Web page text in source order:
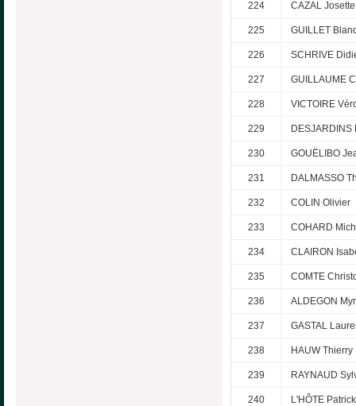
224 CAZAL Josette
225 GUILLET
226 SCHRIVE
227 GUILLAUME
228 VICTOIRE
229 DESJARDINS
230 GOUËLIBO
231 DALMASSO
232 COLIN Olivier
233 COHARD
234 CLAIRON
235 COMTE
236 ALDEGON
237 GASTAL
238 HAUW Thierry
239 RAYNAUD
240 L'HÔTE Patrick